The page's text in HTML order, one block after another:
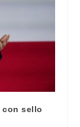
con sello